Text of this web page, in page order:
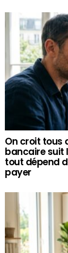
On croit tous
bancaire suit
tout dépend
payer